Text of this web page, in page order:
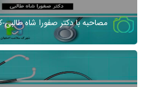
مصاحبه با دکتر صفورا شاه